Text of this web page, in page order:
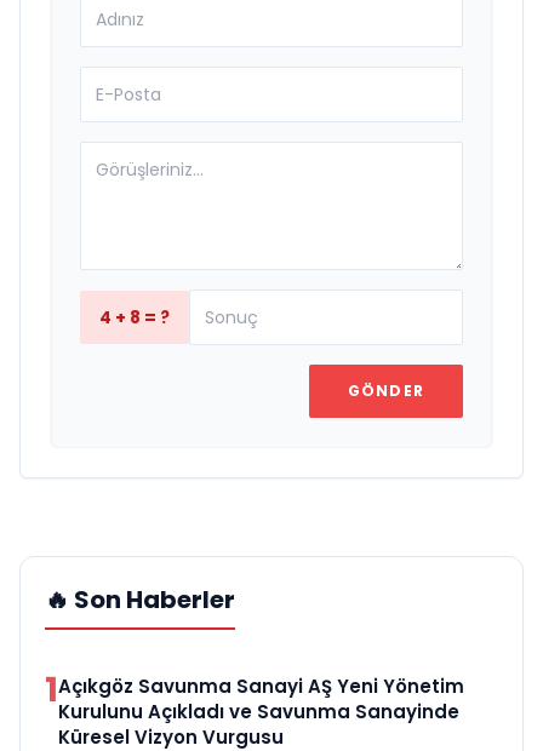
4 + 8 = ?
GÖNDER
🔥 Son Haberler
1Açıkgöz Savunma Sanayi AŞ Yeni Yönetim
Kurulunu Açıkladı ve Savunma Sanayinde
Küresel Vizyon Vurgusu